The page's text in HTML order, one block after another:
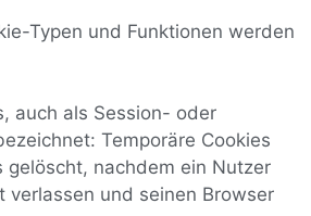
Typen und Funktionen werden
auch als Session- oder
Temporäre Cookies
nachdem ein Nutzer
verlassen und seinen Browser